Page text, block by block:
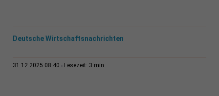
Deutsche Wirtschaftsnachrichten
31.12.2025 08:40 Lesezeit: 3 min